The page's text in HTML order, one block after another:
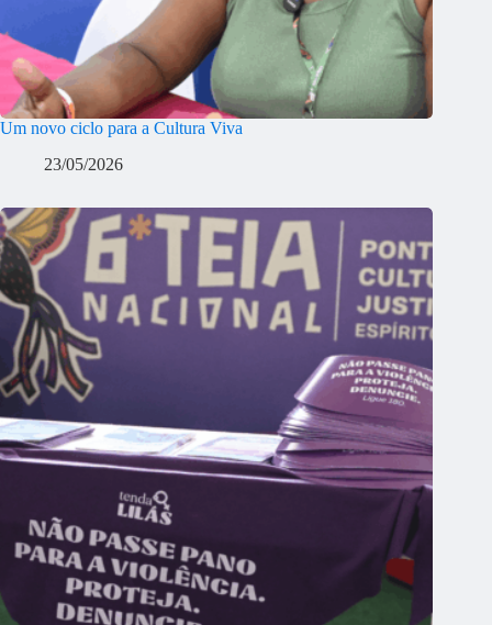
Um novo ciclo para a Cultura Viva
23/05/2026